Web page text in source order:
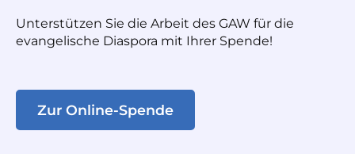
Unterstützen Sie die Arbeit des GAW für die
evangelische Diaspora mit Ihrer Spende!
Zur Online-Spende